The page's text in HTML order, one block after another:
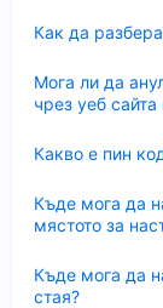
Как да
Мога ли да
чрез уеб
Какво е пин
Къде мога да
мястото за
Къде мога да
стая?